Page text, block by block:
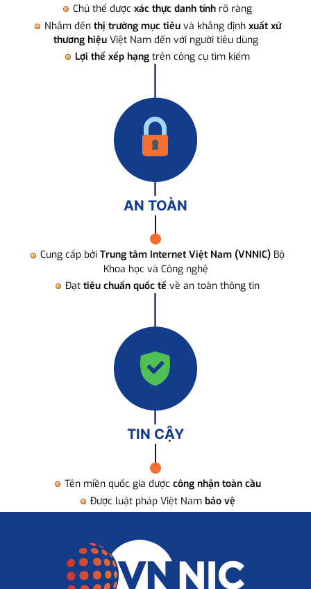
Chủ thể được xác thực danh tính rõ ràng
Nhắm đến thị trường mục tiêuvà khẳng định xuất xứ
thương hiệuViệt Nam đến với người tiêu dùng
Lợi thế xếp hạng trên công cụ tìm kiếm
AN TOÀN
Cung cấp bởi Trung tâm Internet Việt Nam (VNNIC) Bộ
Khoa học và Công nghệ
Đạt tiêu chuẩn quốc tế về an toàn thông tin
TIN CẬY
Tên miền quốc gia được công nhận toàn cầu
Được luật pháp Việt Nam bảo vệ